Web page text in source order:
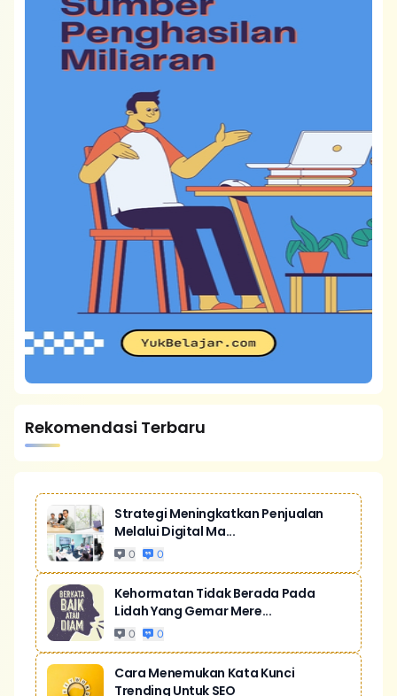
Rekomendasi Terbaru
Strategi Meningkatkan Penjualan
Melalui Digital Ma...
0 0
Kehormatan Tidak Berada Pada
Lidah Yang Gemar Mere...
0 0
Cara Menemukan Kata Kunci
Trending Untuk SEO